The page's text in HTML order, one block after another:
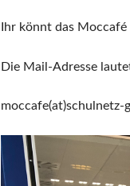
Ihr könnt das
Die Mail-Adresse
moccafe(at)schulnetz-